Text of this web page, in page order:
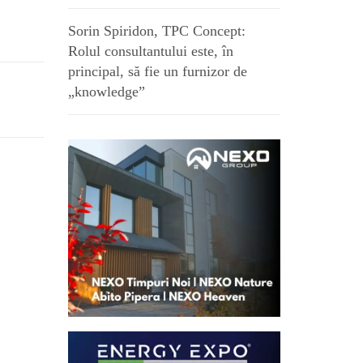
Sorin Spiridon, TPC Concept:
Rolul consultantului este, în
principal, să fie un furnizor de
„knowledge”